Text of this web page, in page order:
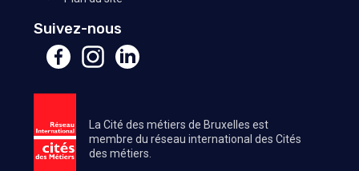
Suivez-nous
La Cité des métiers de Bruxelles est
membre du réseau international des Cités
des métiers.